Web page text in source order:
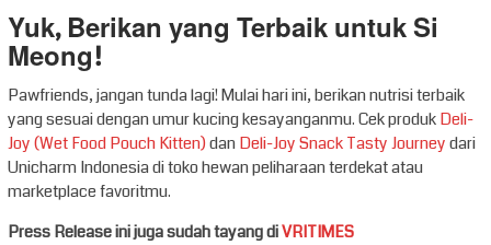
Yuk, Berikan yang Terbaik untuk Si
Meong!
Pawfriends, jangan tunda lagi! Mulai hari ini, berikan nutrisi terbaik
yang sesuai dengan umur kucing kesayanganmu. Cek produkDeli-
Joy (Wet Food Pouch Kitten)danDeli-Joy Snack Tasty Journeydari
Unicharm Indonesia di toko hewan peliharaan terdekat atau
marketplace favoritmu.
Press Release ini juga sudah tayang diVRITIMES